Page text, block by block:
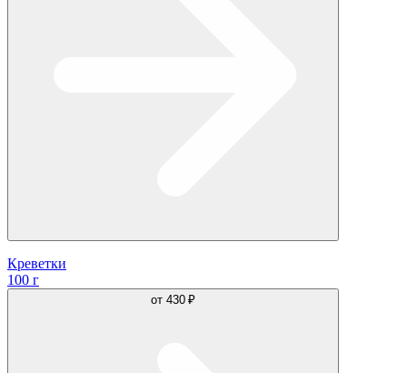
Креветки
100 г
от 430 ₽